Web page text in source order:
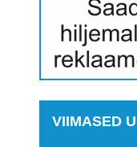
VIIMASED